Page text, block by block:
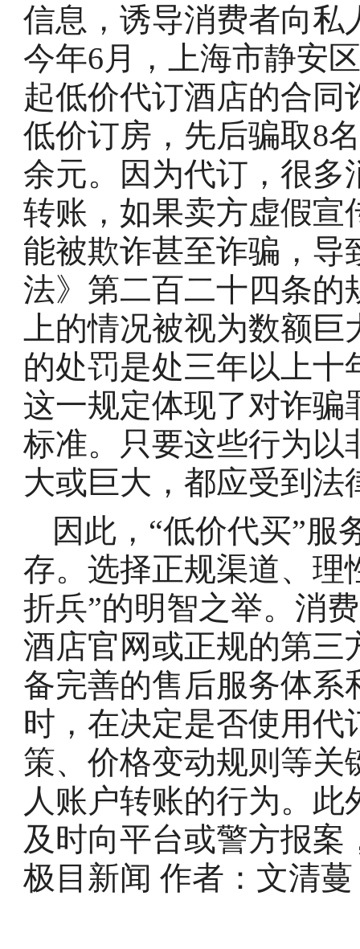
信息，诱导消费者向私
今年6月，上海市静安
起低价代订酒店的合
低价订房，先后骗取8
余元。因为代订，很多
转账，如果卖方虚假宣
能被欺诈甚至诈骗，导
法》第二百二十四条的
上的情况被视为数额巨
的处罚是处三年以上
这一规定体现了对诈骗
标准。只要这些行为以
大或巨大，都应受到法
因此，“低价代买”服
存。选择正规渠道、理
折兵”的明智之举。消
酒店官网或正规的第三
备完善的售后服务体系
时，在决定是否使用
策、价格变动规则等关
人账户转账的行为。
及时向平台或警方报案
极目新闻 作者： 文清